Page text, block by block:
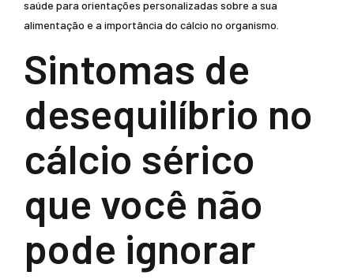
saúde para orientações personalizadas sobre a sua
alimentação e a importância do cálcio no organismo.
Sintomas de
desequilíbrio no
cálcio sérico
que você não
pode ignorar